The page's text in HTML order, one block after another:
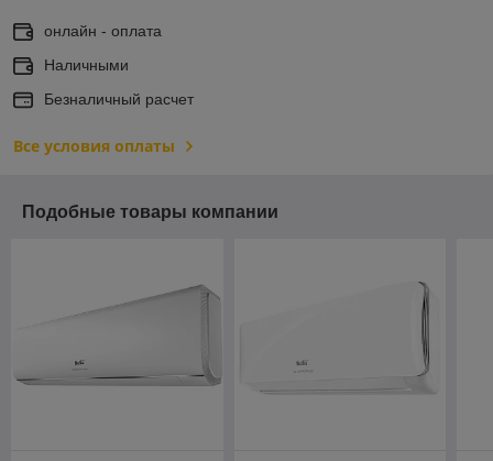
онлайн - оплата
Наличными
Безналичный расчет
Все условия оплаты
Подобные товары компании